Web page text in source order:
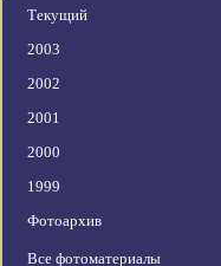
Текущий
2003
2002
2001
2000
1999
Фотоархив
Все фотоматериалы